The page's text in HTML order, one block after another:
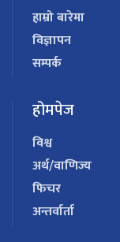
हाम्रो बारेमा
विज्ञापन
सम्पर्क
होमपेज
विश्व
अर्थ/वाणिज्य
फिचर
अन्तर्वार्ता